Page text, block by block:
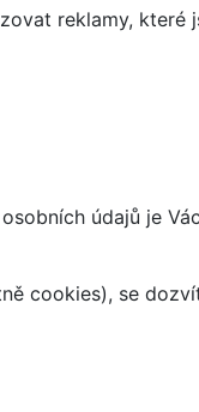
reklamy,
údajů je
cookies), se